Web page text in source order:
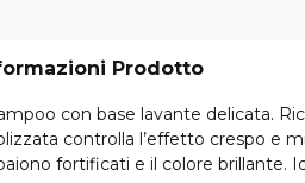
Prodotto
con base lavante delicata.
controlla l’effetto crespo e
fortificati e il colore brillante.